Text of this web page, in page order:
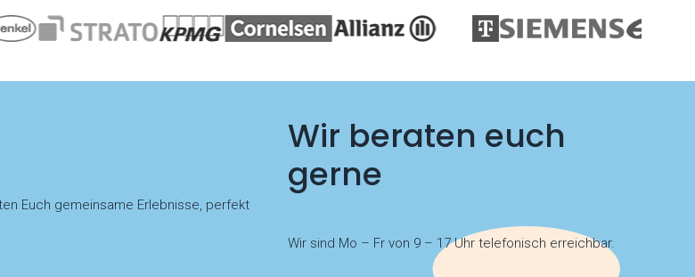
Euch gemeinsame Erlebnisse, perfekt
Wir beraten euch
gerne
Wir sind Mo – Fr von 9 – 17 Uhr telefonisch erreichbar.